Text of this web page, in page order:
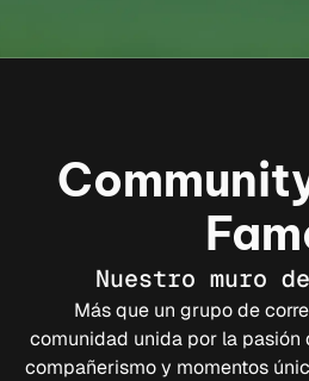
Nuestro muro
Más que un grupo de
comunidad unida por la pasión
compañerismo y momentos